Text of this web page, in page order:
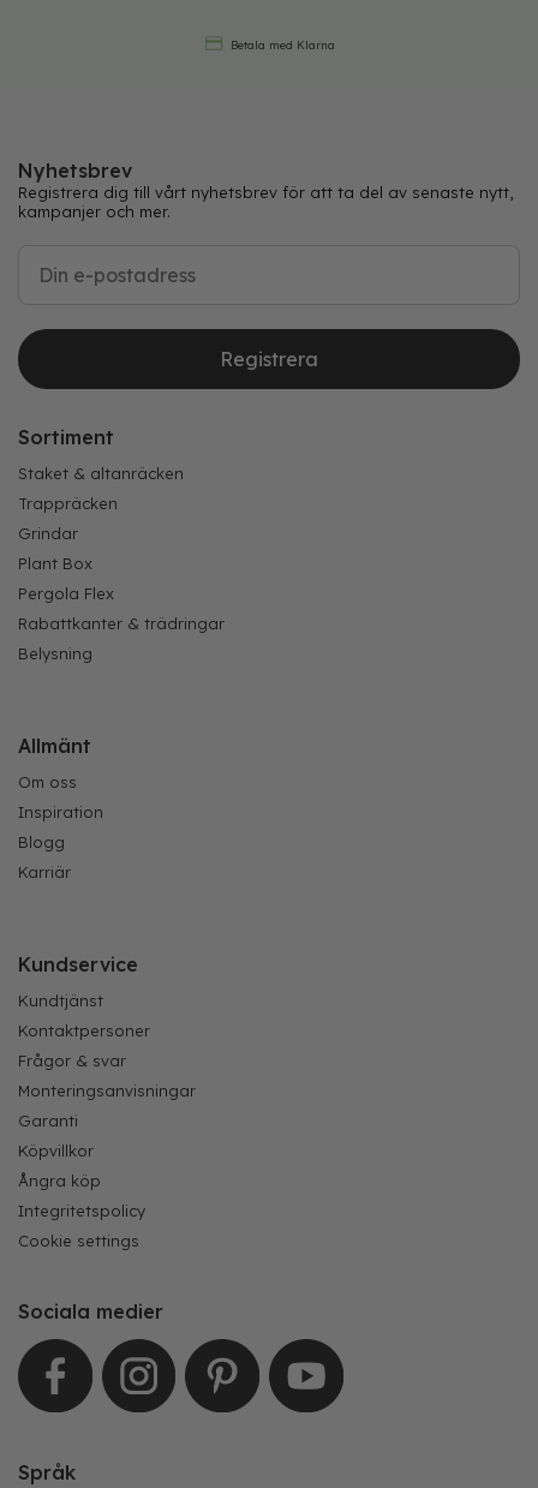
Betala med Klarna
Nyhetsbrev
Registrera dig till vårt nyhetsbrev för att ta del av senaste nytt,
kampanjer och mer.
Registrera
Sortiment
Staket & altanräcken
Trappräcken
Grindar
Plant Box
Pergola Flex
Rabattkanter & trädringar
Belysning
Allmänt
Om oss
Inspiration
Blogg
Karriär
Kundservice
Kundtjänst
Kontaktpersoner
Frågor & svar
Monteringsanvisningar
Garanti
Köpvillkor
Ångra köp
Integritetspolicy
Cookie settings
Sociala medier
Språk